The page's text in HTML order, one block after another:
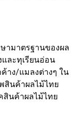
ามาตรฐานของผล
ละทุเรียนอ่อน
าง/แมลงต่างๆ ใน
สินค้าผลไม้ไทย
สินค้าผลไม้ไทย